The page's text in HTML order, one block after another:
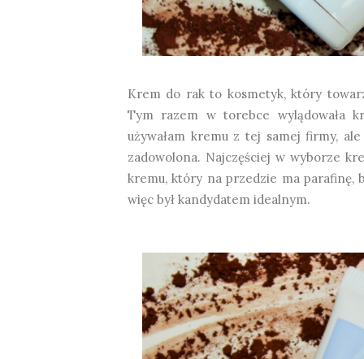
Krem do rak to kosmetyk, który
Tym razem w torebce wylądowała
używałam kremu z tej samej firmy,
zadowolona. Najczęściej w wyborze
kremu, który na przedzie ma parafinę,
więc był kandydatem idealnym.